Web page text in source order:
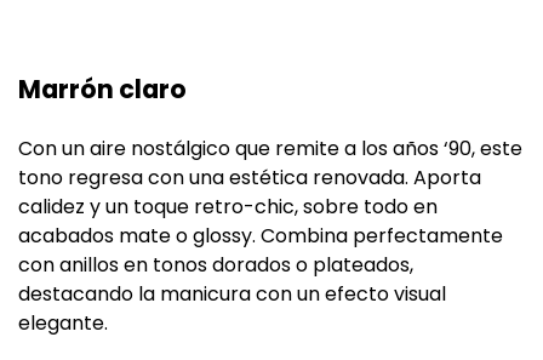
Marrón claro
Con un aire nostálgico que remite a los años ‘90, este
tono regresa con una estética renovada. Aporta
calidez y un toque retro-chic, sobre todo en
acabados mate o glossy. Combina perfectamente
con anillos en tonos dorados o plateados,
destacando la manicura con un efecto visual
elegante.